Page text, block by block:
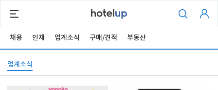
채용 인재 업계소식 구매/견적 부동산
업계소식